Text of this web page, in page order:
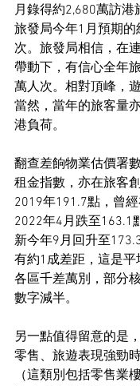
月錄得約2,680萬訪港
旅發局今年1月預期的
次。旅發局相信，在
帶動下，有信心全年
萬人次。相對頂峰，
當然，當年的旅客量
港負荷。
翻查差餉物業估價署
租金指數，亦在旅客
2019年191.7點，曾經
2022年4月跌至163.1
新今年9月回升至
有約1成差距，這是
各區千差萬別，部分
數字減半。
另一點值得留意的是
零售、旅遊表現強勁
（這類別包括零售業